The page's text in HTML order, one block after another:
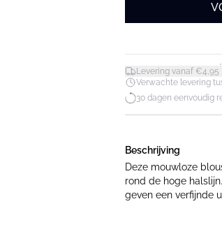
Levering vanaf €4,95*
Verwachte levering
30 dagen eenvoudig
Beschrijving
Deze mouwloze
rond de hoge
geven een verfijnde